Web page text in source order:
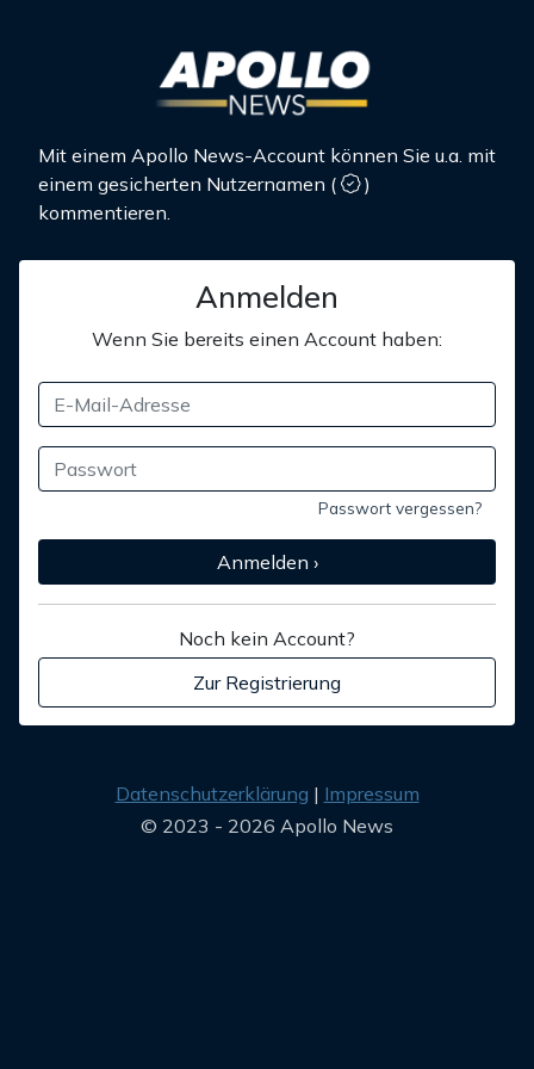
Mit einem Apollo News-Account können Sie u.a. mit
einem gesicherten Nutzernamen (
)
kommentieren.
Anmelden
Wenn Sie bereits einen Account haben:
Passwort vergessen?
Anmelden ›
Noch kein Account?
Zur Registrierung
Datenschutzerklärung
Impressum
© 2023 - 2026 Apollo News